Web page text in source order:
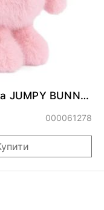
JUMPY BUNNY
000061278